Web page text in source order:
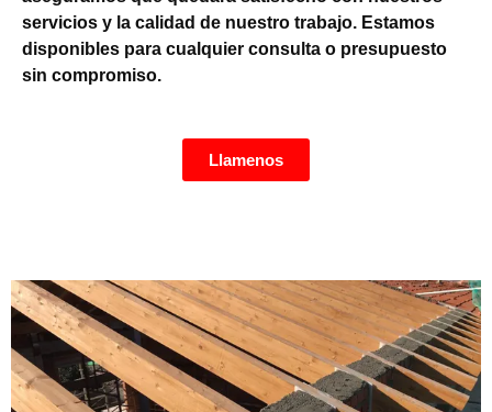
servicios y la calidad de nuestro trabajo. Estamos
disponibles para cualquier consulta o presupuesto
sin compromiso.
Llamenos